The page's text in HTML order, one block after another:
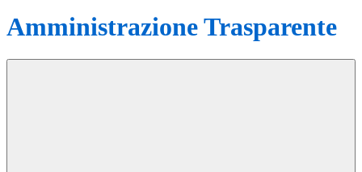
Amministrazione Trasparente